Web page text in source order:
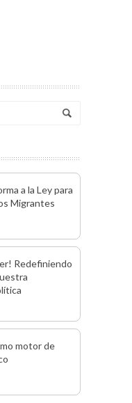
a la Ley para
Migrantes
Redefiniendo
motor de